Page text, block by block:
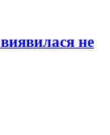
не